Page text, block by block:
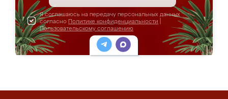
Я соглашаюсь на передачу персональных данных
согласно Политике конфиденциальности
Пользовательскому соглашению